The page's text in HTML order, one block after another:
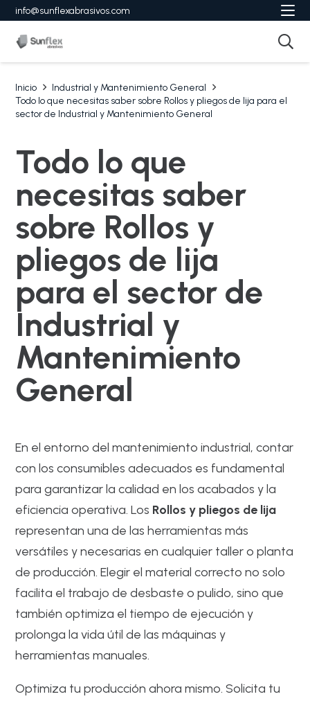
info@sunflexabrasivos.com
Inicio
Industrial y Mantenimiento General
Todo lo que necesitas saber sobre Rollos y pliegos de lija para el
sector de Industrial y Mantenimiento General
Todo lo que
necesitas saber
sobre Rollos y
pliegos de lija
para el sector de
Industrial y
Mantenimiento
General
En el entorno del mantenimiento industrial, contar
con los consumibles adecuados es fundamental
para garantizar la calidad en los acabados y la
eficiencia operativa. Los Rollos y pliegos de lija
representan una de las herramientas más
versátiles y necesarias en cualquier taller o planta
de producción. Elegir el material correcto no solo
facilita el trabajo de desbaste o pulido, sino que
también optimiza el tiempo de ejecución y
prolonga la vida útil de las máquinas y
herramientas manuales.
Optimiza tu producción ahora mismo. Solicita tu